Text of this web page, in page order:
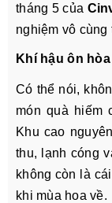
tháng 5 của
nghiệm vô cùng
Khí hậu ôn
Có thể nói,
món quà hiếm
Khu cao
thu, lạnh cóng
không còn là
khi mùa hoa về.